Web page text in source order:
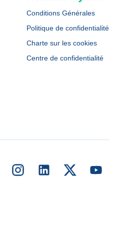
Conditions Générales
Politique de confidentialité
Charte sur les cookies
Centre de confidentialité